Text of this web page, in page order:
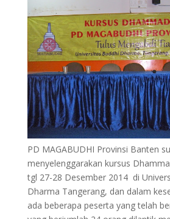
PD MAGABUDHI Provinsi Banten
menyelenggarakan kursus
tgl 27-28 Desember 2014 di
Dharma Tangerang, dan dalam
ada beberapa peserta yang telah